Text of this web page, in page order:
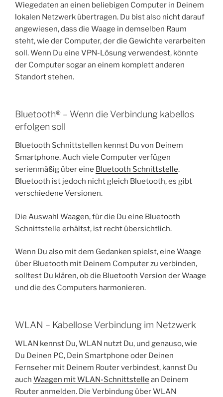
Wiegedaten an einen beliebigen Computer in Deinem
lokalen Netzwerk übertragen. Du bist also nicht darauf
angewiesen, dass die Waage in demselben Raum
steht, wie der Computer, der die Gewichte verarbeiten
soll. Wenn Du eine VPN-Lösung verwendest, könnte
der Computer sogar an einem komplett anderen
Standort stehen.
Bluetooth® – Wenn die Verbindung kabellos
erfolgen soll
Bluetooth Schnittstellen kennst Du von Deinem
Smartphone. Auch viele Computer verfügen
serienmäßig über eine Bluetooth Schnittstelle.
Bluetooth ist jedoch nicht gleich Bluetooth, es gibt
verschiedene Versionen.
Die Auswahl Waagen, für die Du eine Bluetooth
Schnittstelle erhältst, ist recht übersichtlich.
Wenn Du also mit dem Gedanken spielst, eine Waage
über Bluetooth mit Deinem Computer zu verbinden,
solltest Du klären, ob die Bluetooth Version der Waage
und die des Computers harmonieren.
WLAN – Kabellose Verbindung im Netzwerk
WLAN kennst Du, WLAN nutzt Du, und genauso, wie
Du Deinen PC, Dein Smartphone oder Deinen
Fernseher mit Deinem Router verbindest, kannst Du
auch Waagen mit WLAN-Schnittstelle an Deinem
Router anmelden. Die Verbindung über WLAN